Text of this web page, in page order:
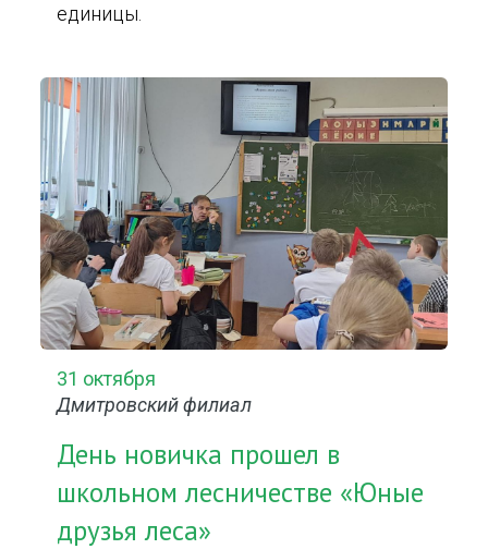
единицы.
31 октября
Дмитровский филиал
День новичка прошел в
школьном лесничестве «Юные
друзья леса»